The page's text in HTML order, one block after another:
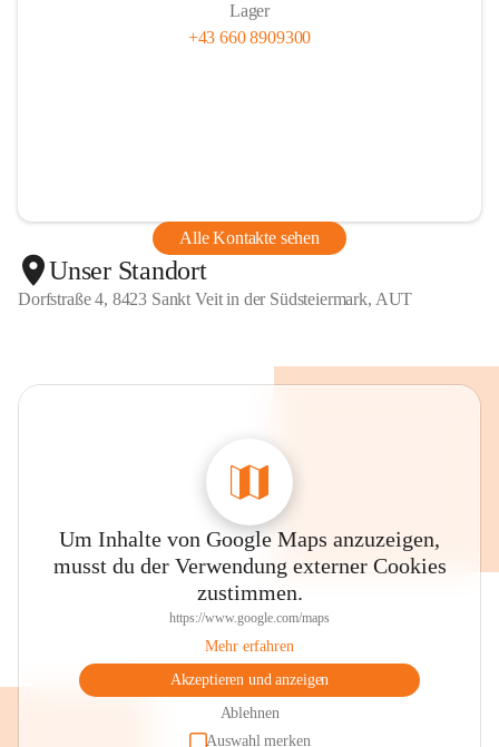
Lager
+43 660 8909300
Alle Kontakte sehen
Unser Standort
Dorfstraße 4, 8423 Sankt Veit in der Südsteiermark, AUT
Um Inhalte von Google Maps anzuzeigen,
musst du der Verwendung externer Cookies
zustimmen.
https://www.google.com/maps
Mehr erfahren
Akzeptieren und anzeigen
Ablehnen
Auswahl merken